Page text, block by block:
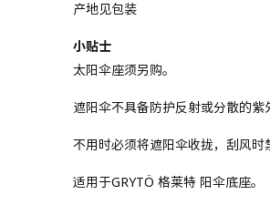
产地见包装
小贴士
太阳伞座须另购。
遮阳伞不具备防护反射或分散的紫
不用时必须将遮阳伞收拢，刮风时
适用于GRYTÖ 格莱特 阳伞底座。